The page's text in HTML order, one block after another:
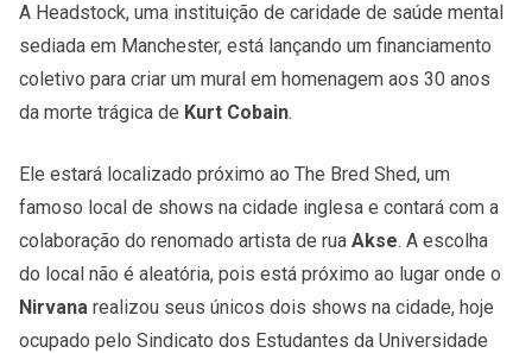
A Headstock, uma instituição de caridade de saúde mental
sediada em Manchester, está lançando um financiamento
coletivo para criar um mural em homenagem aos 30 anos
da morte trágica de Kurt Cobain.
Ele estará localizado próximo ao The Bred Shed, um
famoso local de shows na cidade inglesa e contará com a
colaboração do renomado artista de rua Akse. A escolha
do local não é aleatória, pois está próximo ao lugar onde o
Nirvana realizou seus únicos dois shows na cidade, hoje
ocupado pelo Sindicato dos Estudantes da Universidade